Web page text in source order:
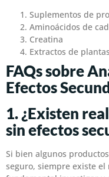
Suplementos de
Aminoácidos de
Creatina
Extractos de
FAQs sobre
Efectos
1. ¿Existen
sin efectos
Si bien algunos
seguro, siempre existe el